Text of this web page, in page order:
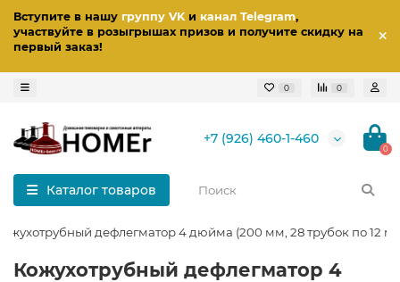
Вступите в нашу группу VKи канал Telegram,
участвуйте в розыгрышах призов и получите скидку на
первый заказ!
0 0
+7 (926) 460-1-460
0
Каталог товаров
дефлегматор 4 дюйма (200 мм, 28 трубок по 12
Кожухотрубный дефлегматор 4